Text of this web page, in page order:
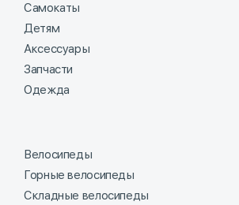
Самокаты
Детям
Аксессуары
Запчасти
Одежда
Велосипеды
Горные велосипеды
Складные велосипеды